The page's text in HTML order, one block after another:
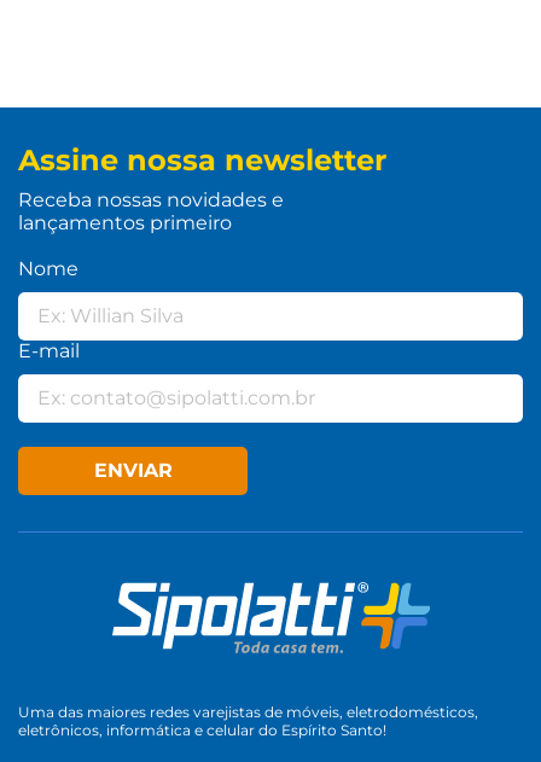
Assine nossa newsletter
Receba nossas novidades e
lançamentos primeiro
Nome
E-mail
ENVIAR
Uma das maiores redes varejistas de móveis, eletrodomésticos,
eletrônicos, informática e celular do Espírito Santo!